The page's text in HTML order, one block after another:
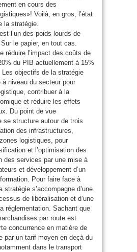
en cours des
Voilà, en gros, l’état
la stratégie.
l’un des poids lourds de
le papier, en tout cas.
réduire l’impact des coûts de
du PIB actuellement à 15%
Les objectifs de la stratégie
niveau du secteur pour
contribuer à la
et réduire les effets
Du point de vue
se structure autour de trois
des infrastructures,
logistiques, pour
et l’optimisation des
des services par une mise à
et développement d’un
Pour faire face à
s’accompagne d’une
de libéralisation et d’une
réglementation. Sachant que
par route est
concurrence en matière de
par un tarif moyen en deçà du
dans le transport